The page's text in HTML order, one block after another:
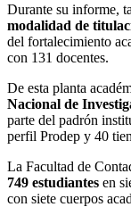
Durante su informe,
modalidad de
del fortalecimiento
con 131 docentes.
De esta planta
Nacional de
parte del padrón
perfil Prodep y 40
La Facultad de
749 estudiantes en
con siete cuerpos